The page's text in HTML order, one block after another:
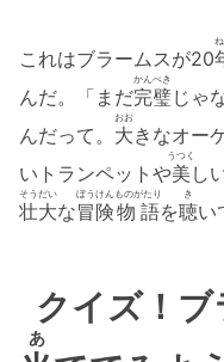
これはブラームスが20
んだ。「まだ完璧
かんぺき
じゃ
んだって。 大
おお
きなオー
いトランペットや美
うつく
し
壮大
そうだい
な冒険
ぼうけん
物語
ものがたり
を聴
き
い
クイズ！
あ